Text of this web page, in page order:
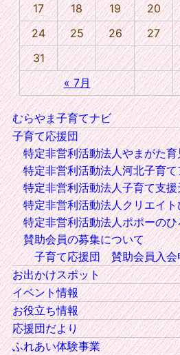
17
18 19 20
24
25 26 27
31
« 7月
むらやま子育てナビ
子育て応援団
特定非営利活動法人やまがた
特定非営利活動法人河北子育
特定非営利活動法人子育て支
特定非営利活動法人クリエイト
特定非営利活動法人ポポーのひ
賛助会員の募集について
子育て応援団 賛助会員入会
お出かけスポット
イベント情報
お役立ち情報
応援団だより
ふれあい体験事業